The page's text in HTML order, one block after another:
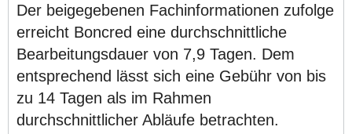
Der beigegebenen Fachinformationen zufolge
erreicht Boncred eine durchschnittliche
Bearbeitungsdauer von 7,9 Tagen. Dem
entsprechend lässt sich eine Gebühr von bis
zu 14 Tagen als im Rahmen
durchschnittlicher Abläufe betrachten.